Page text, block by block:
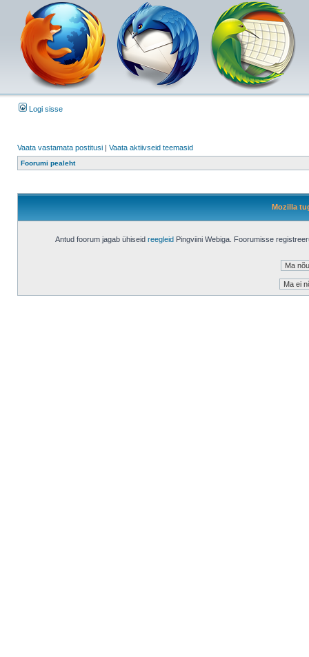
Logi sisse
Vaata vastamata postitusi | Vaata aktiivseid teemasid
Foorumi pealeht
Mozilla
Antud foorum jagab ühiseid reegleid Pingviini Webiga. Foorumisse